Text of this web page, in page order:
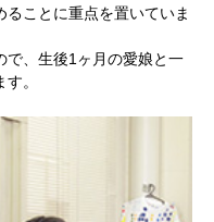
ことに重点を置いていま
で、生後1ヶ月の愛娘と一
。